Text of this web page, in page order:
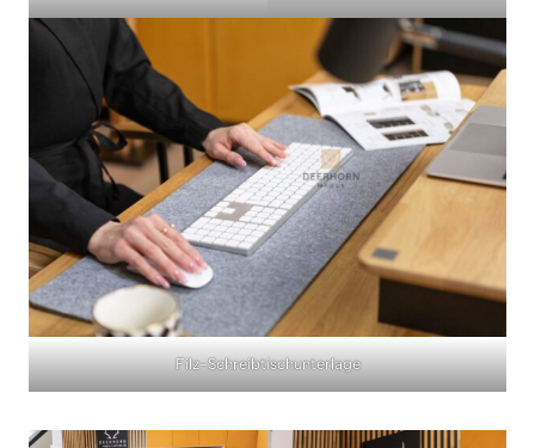
Filz-Schreibtischunterlage